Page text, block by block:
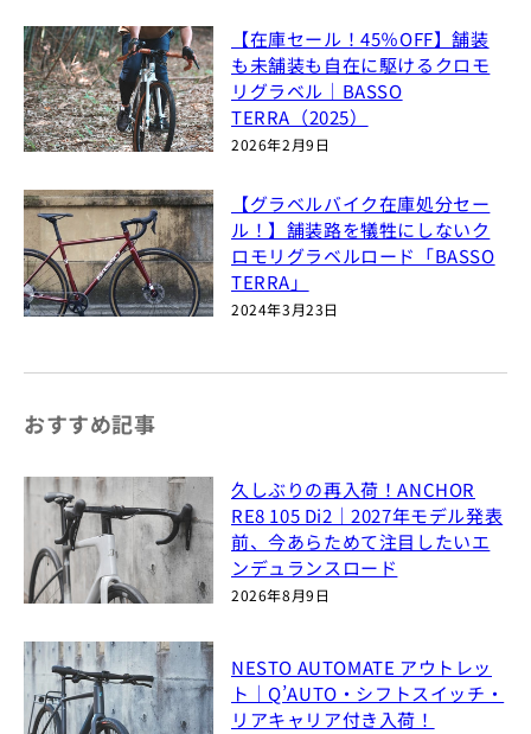
【在庫セール！45％OFF】舗装
も未舗装も自在に駆けるクロモ
リグラベル｜BASSO
TERRA（2025）
2026年2月9日
【グラベルバイク在庫処分セー
ル！】舗装路を犠牲にしないク
ロモリグラベルロード「BASSO
TERRA」
2024年3月23日
おすすめ記事
久しぶりの再入荷！ANCHOR
RE8 105 Di2｜2027年モデル発表
前、今あらためて注目したいエ
ンデュランスロード
2026年8月9日
NESTO AUTOMATE アウトレッ
ト｜Q’AUTO・シフトスイッチ・
リアキャリア付き入荷！